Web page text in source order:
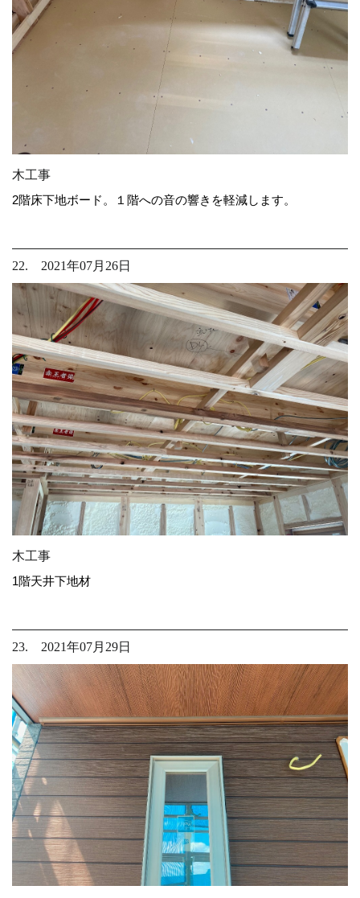
木工事
2階床下地ボード。１階への音の響きを軽減します。
22. 2021年07月26日
木工事
1階天井下地材
23. 2021年07月29日